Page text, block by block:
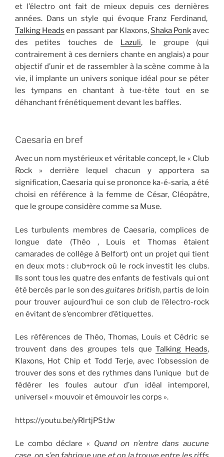
et l’électro ont fait de mieux depuis ces dernières
années. Dans un style qui évoque Franz Ferdinand,
Talking Heads en passant par Klaxons, Shaka Ponkavec
des petites touches de Lazuli, le groupe (qui
contrairement à ces derniers chante en anglais) a pour
objectif d’unir et de rassembler à la scène comme à la
vie, il implante un univers sonique idéal pour se péter
les tympans en chantant à tue-tête tout en se
déhanchant frénétiquement devant les baffles.
Caesaria en bref
Avec un nom mystérieux et véritable concept, le « Club
Rock » derrière lequel chacun y apportera sa
signification, Caesaria qui se prononce ka-é-saria, a été
choisi en référence à la femme de César, Cléopâtre,
que le groupe considère comme sa Muse.
Les turbulents membres de Caesaria, complices de
longue date (Théo , Louis et Thomas étaient
camarades de collège à Belfort) ont un projet qui tient
en deux mots : club+rock où le rock investit les clubs.
Ils sont tous les quatre des enfants de festivals qui ont
été bercés par le son desguitares british, partis de loin
pour trouver aujourd’hui ce son club de l’électro-rock
en évitant de s’encombrer d’étiquettes.
Les références de Théo, Thomas, Louis et Cédric se
trouvent dans des groupes tels queTalking Heads,
Klaxons, Hot Chip et Todd Terje, avec l’obsession de
trouver des sons et des rythmes dans l’unique but de
fédérer les foules autour d’un idéal intemporel,
universel « mouvoir et émouvoir les corps ».
https://youtu.be/yRlrtjPStJw
Le combo déclare « Quand on n’entre dans aucune